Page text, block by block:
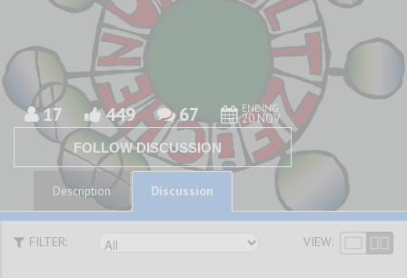
17 449 67 ENDING
20 NOV
FOLLOW DISCUSSION
Description Discussion
FILTER: VIEW: